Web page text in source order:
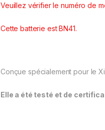
Veuillez vérifier le numéro de
Cette batterie est BN41.
Conçue spécialement pour le
Elle a été testé et de